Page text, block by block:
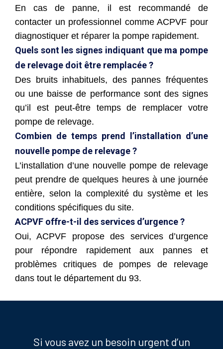
En cas de panne, il est recommandé de
contacter un professionnel comme ACPVF pour
diagnostiquer et réparer la pompe rapidement.
Quels sont les signes indiquant que ma pompe
de relevage doit être remplacée ?
Des bruits inhabituels, des pannes fréquentes
ou une baisse de performance sont des signes
qu’il est peut-être temps de remplacer votre
pompe de relevage.
Combien de temps prend l’installation d’une
nouvelle pompe de relevage ?
L’installation d’une nouvelle pompe de relevage
peut prendre de quelques heures à une journée
entière, selon la complexité du système et les
conditions spécifiques du site.
ACPVF offre-t-il des services d’urgence ?
Oui, ACPVF propose des services d’urgence
pour répondre rapidement aux pannes et
problèmes critiques de pompes de relevage
dans tout le département du 93.
Si vous avez un besoin urgent d’un